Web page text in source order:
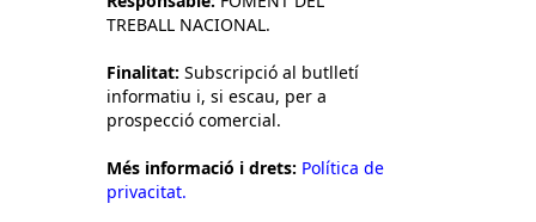
TREBALL NACIONAL.
Finalitat: Subscripció al butlletí
informatiu i, si escau, per a
prospecció comercial.
Més informació i drets: Política de
privacitat.